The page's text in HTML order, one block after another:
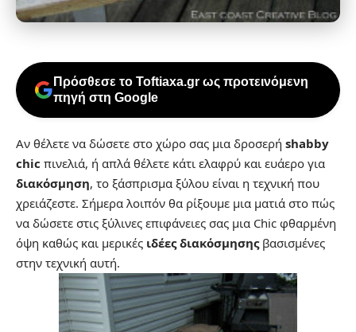
Πρόσθεσε το Toftiaxa.gr ως προτεινόμενη
πηγή στη Google
Αν θέλετε να δώσετε στο χώρο σας μια δροσερή shabby
chic πινελιά, ή απλά θέλετε κάτι ελαφρύ και ευάερο για
διακόσμηση, το ξάσπρισμα ξύλου είναι η τεχνική που
χρειάζεστε. Σήμερα λοιπόν θα ρίξουμε μια ματιά στο πώς
να δώσετε στις ξύλινες επιφάνειες σας μια Chic φθαρμένη
όψη καθώς και μερικές ιδέες διακόσμησηςβασισμένες
στην τεχνική αυτή.